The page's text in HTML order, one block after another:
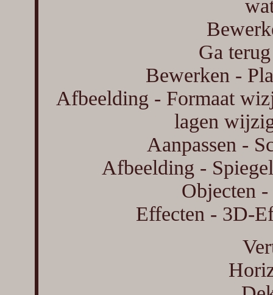
Ga
Bewerken -
Afbeelding - Formaat
lagen
Aanpassen -
Afbeelding -
Objecten
Effecten - 3D-